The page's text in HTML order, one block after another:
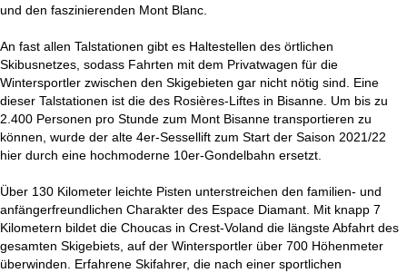
und den faszinierenden Mont Blanc.
An fast allen Talstationen gibt es Haltestellen des örtlichen
Skibusnetzes, sodass Fahrten mit dem Privatwagen für die
Wintersportler zwischen den Skigebieten gar nicht nötig sind. Eine
dieser Talstationen ist die des Rosières-Liftes in Bisanne. Um bis zu
2.400 Personen pro Stunde zum Mont Bisanne transportieren zu
können, wurde der alte 4er-Sessellift zum Start der Saison 2021/22
hier durch eine hochmoderne 10er-Gondelbahn ersetzt.
Über 130 Kilometer leichte Pisten unterstreichen den familien- und
anfängerfreundlichen Charakter des Espace Diamant. Mit knapp 7
Kilometern bildet die Choucas in Crest-Voland die längste Abfahrt des
gesamten Skigebiets, auf der Wintersportler über 700 Höhenmeter
überwinden. Erfahrene Skifahrer, die nach einer sportlichen